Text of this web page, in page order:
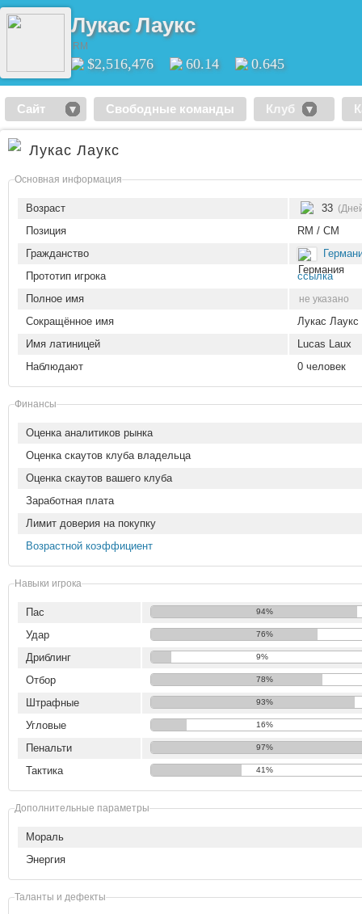
Лукас Лаукс
RM
$2,516,476 60.14 0.645
Сайт Свободные команды Клуб
Лукас Лаукс
Основная информация
Возраст 33
Позиция
RM / CM
Гражданство
Прототип игрока
ссылка
Полное имя
не указано
Сокращённое имя
Лукас Лаукс
Имя латиницей
Lucas Laux
Наблюдают
0 человек
Финансы
Оценка аналитиков рынка
Оценка скаутов клуба владельца
Оценка скаутов вашего клуба
Заработная плата
Лимит доверия на покупку
Возрастной коэффициент
Навыки игрока
Пас 94%
Удар 76%
Дриблинг 9%
Отбор 78%
Штрафные 93%
Угловые 16%
Пенальти 97%
Тактика 41%
Дополнительные параметры
Мораль
Энергия
Таланты и дефекты